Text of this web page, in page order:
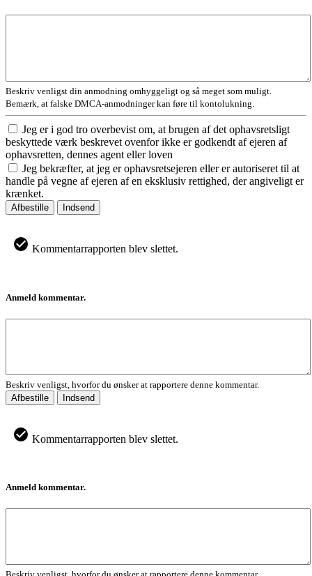
Beskriv venligst din anmodning omhyggeligt og så meget som muligt.
Bemærk, at falske DMCA-anmodninger kan føre til kontolukning.
Jeg er i god tro overbevist om, at brugen af det ophavsretsligt
beskyttede værk beskrevet ovenfor ikke er godkendt af ejeren af
ophavsretten, dennes agent eller loven
Jeg bekræfter, at jeg er ophavsretsejeren eller er autoriseret til at
handle på vegne af ejeren af en eksklusiv rettighed, der angiveligt er
krænket.
Afbestille Indsend
Kommentarrapporten blev slettet.
Anmeld kommentar.
Beskriv venligst, hvorfor du ønsker at rapportere denne kommentar.
Afbestille
Indsend
Kommentarrapporten blev slettet.
Anmeld kommentar.